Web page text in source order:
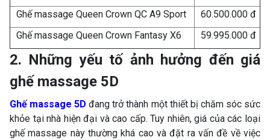
Ghế massage Queen Crown QC A9 Sport
60.500.000 đ
Ghế massage Queen Crown Fantasy X6
59.995.000 đ
2. Những yếu tố ảnh hưởng đến giá
ghế massage 5D
Ghế massage 5D đang trở thành một thiết bị chăm sóc sức
khỏe tại nhà hiện đại và cao cấp. Tuy nhiên, giá của các loại
ghế massage này thường khá cao và đặt ra vấn đề về việc